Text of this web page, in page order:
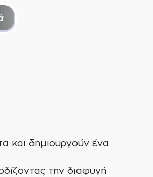
και δημιουργούν ένα
την διαφυγή